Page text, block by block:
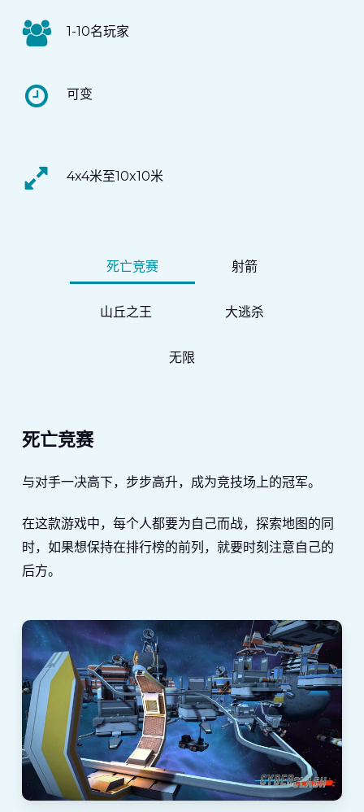
1-10名玩家
可变
4x4米至10x10米
死亡竞赛 射箭
山丘之王 大逃杀
无限
死亡竞赛
与对手一决高下，步步高升，成为竞技场上的冠军。
在这款游戏中，每个人都要为自己而战，探索地图的同
时，如果想保持在排行榜的前列，就要时刻注意自己的
后方。